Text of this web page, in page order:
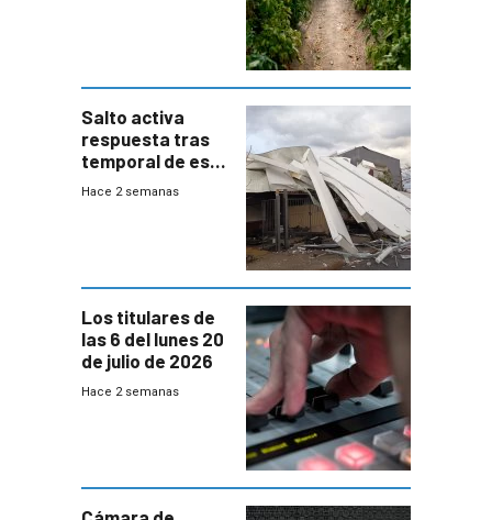
Salto activa
respuesta tras
temporal de este
sábado con
Hace 2 semanas
Los titulares de
las 6 del lunes 20
de julio de 2026
Hace 2 semanas